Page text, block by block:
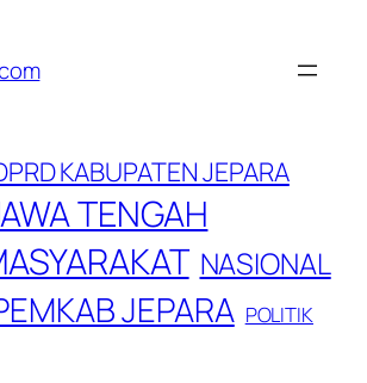
KABUPATEN JEPARA
TENGAH
NASIONAL
JEPARA POLITIK